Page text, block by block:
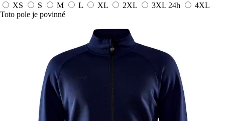
XS
S M L XL 2XL 3XL 24h
4XL
Toto pole je povinné